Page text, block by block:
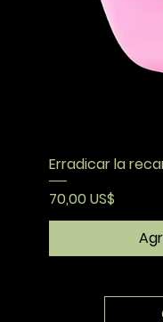
Erradicar la
Precio
70,00 US$